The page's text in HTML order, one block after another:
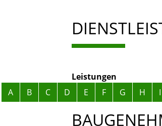
Leistungen
Alphabetisches
A B C D E F G H I